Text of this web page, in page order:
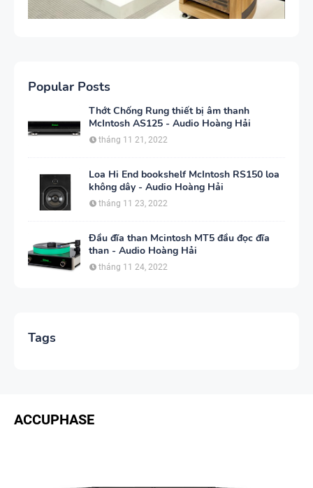
Popular Posts
Thớt Chống Rung thiết bị âm thanh
McIntosh AS125 - Audio Hoàng Hải
tháng 11 21, 2022
Loa Hi End bookshelf McIntosh RS150 loa
không dây - Audio Hoàng Hải
tháng 11 23, 2022
Đầu đĩa than Mcintosh MT5 đầu đọc đĩa
than - Audio Hoàng Hải
tháng 11 24, 2022
Tags
ACCUPHASE